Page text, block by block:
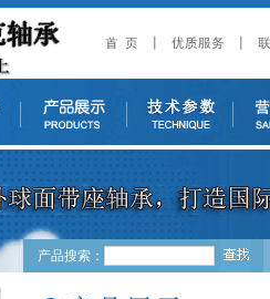
产品搜索：